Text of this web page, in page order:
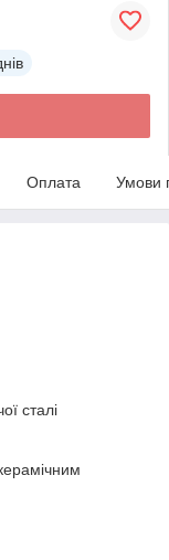
Оплата Умови
сталі